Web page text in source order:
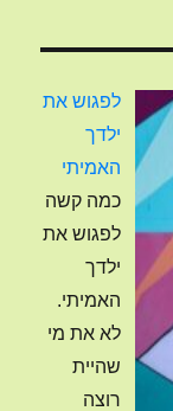
לפגוש את
ילדך
האמיתי
כמה קשה
לפגוש את
ילדך
האמיתי.
לא את מי
שהיית
רוצה